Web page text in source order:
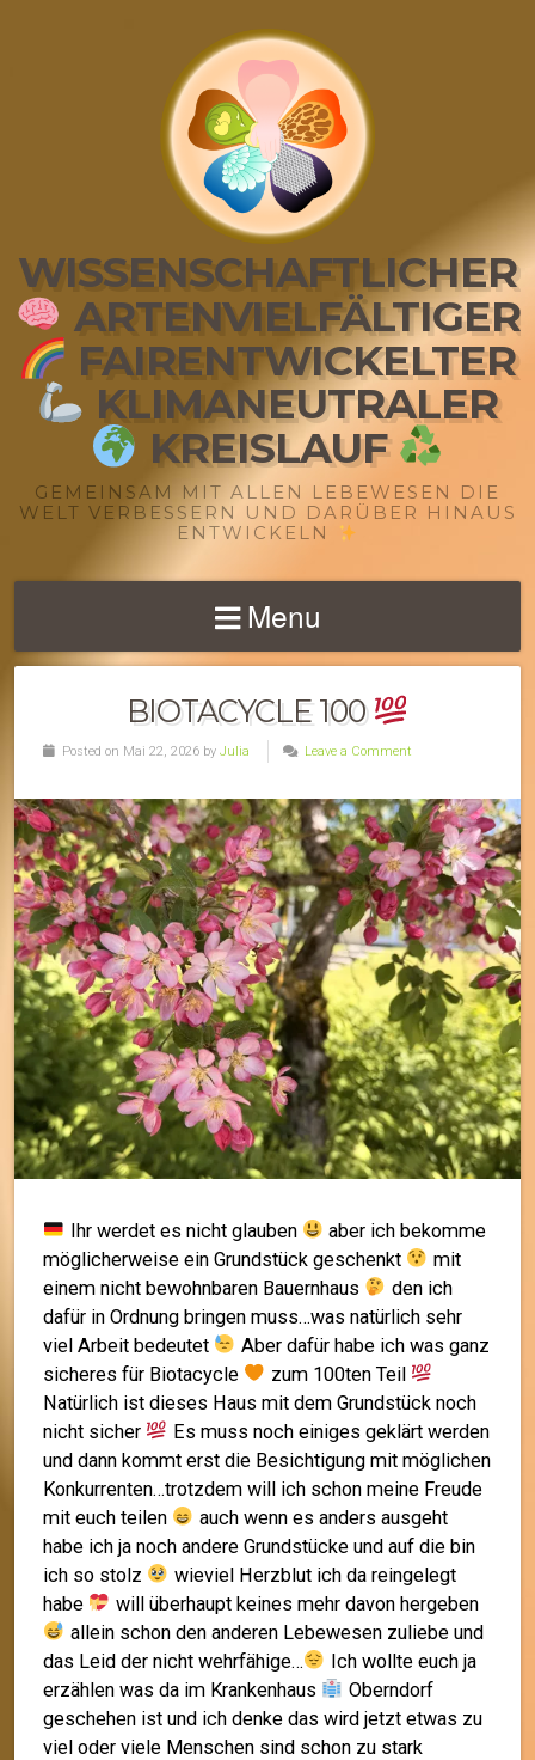
WISSENSCHAFTLICHER
ARTENVIELFÄLTIGER
FAIRENTWICKELTER
KLIMANEUTRALER
KREISLAUF
GEMEINSAM MIT ALLEN LEBEWESEN DIE
WELT VERBESSERN UND DARÜBER HINAUS
ENTWICKELN
Menu
BIOTACYCLE 100
Posted on Mai 22, 2026 by Julia Leave a Comment
Ihr werdet es nicht glauben
aber ich bekomme
möglicherweise ein Grundstück geschenkt
mit
einem nicht bewohnbaren Bauernhaus
den ich
dafür in Ordnung bringen muss…was natürlich sehr
viel Arbeit bedeutet
Aber dafür habe ich was ganz
sicheres für Biotacycle
zum 100ten Teil
Natürlich ist dieses Haus mit dem Grundstück noch
nicht sicher
Es muss noch einiges geklärt werden
und dann kommt erst die Besichtigung mit möglichen
Konkurrenten…trotzdem will ich schon meine Freude
mit euch teilen
auch wenn es anders ausgeht
habe ich ja noch andere Grundstücke und auf die bin
ich so stolz
wieviel Herzblut ich da reingelegt
habe
will überhaupt keines mehr davon hergeben
allein schon den anderen Lebewesen zuliebe und
das Leid der nicht wehrfähige…
Ich wollte euch ja
erzählen was da im Krankenhaus
Oberndorf
geschehen ist und ich denke das wird jetzt etwas zu
viel oder viele Menschen sind schon zu stark